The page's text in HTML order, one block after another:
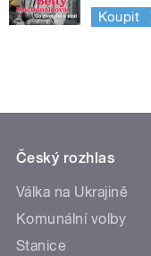
Koupit
Český rozhlas
Válka na Ukrajině
Komunální volby
Stanice